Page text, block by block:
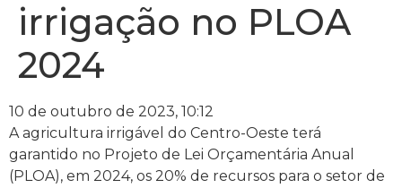
irrigação no PLOA
2024
10 de outubro de 2023, 10:12
A agricultura irrigável do Centro-Oeste terá
garantido no Projeto de Lei Orçamentária Anual
(PLOA), em 2024, os 20% de recursos para o setor de